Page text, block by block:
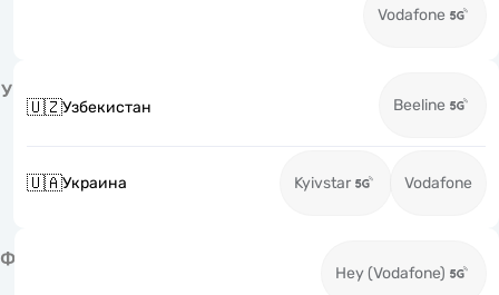
Vodafone
У
🇺🇿Узбекистан Beeline
🇺🇦Украина Kyivstar Vodafone
Ф
Hey (Vodafone)